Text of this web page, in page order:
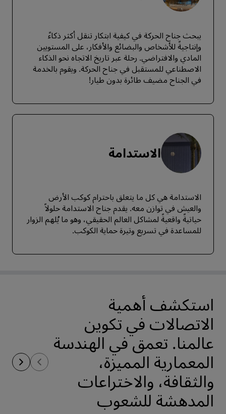
يبحث جناح الحركة في كيفية ابتكار تنقل أكثر ذكاءً
وإنتاجيةً للأشخاص والبضائع والأفكار، على المستويين
المادي والافتراضي. رحلة عبر تاريخ الاتجاه نحو الذكاء
الاصطناعي للمستقبل في جناح الحركة. ويقوم بالخدمة
في الجناح مضيف طائرة بدون طيار!
الاستدامة
الاستدامة هي كل ما يتعلق باحترام كوكب الأرض
والعيش في توازن معه. يقدم جناح الاستدامة حلولاً
حياتيةً واقعيةً لمشاكل العالم الحقيقي، وهو ما يُلهم الزوار
للمساعدة في تسريع وتيرة حماية الكوكب.
استكشف أهمية
الاتصالات في تكوين
عالمنا. تعمق في الهندسة
المعمارية المميزة،
والثقافة، والاختراعات
المدهشة للشعوب